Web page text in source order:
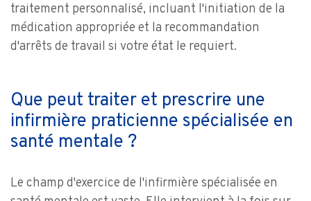
traitement personnalisé, incluant l'initiation de la
médication appropriée et la recommandation
d'arrêts de travail si votre état le requiert.
Que peut traiter et prescrire une
infirmière praticienne spécialisée en
santé mentale ?
Le champ d'exercice de l'infirmière spécialisée en